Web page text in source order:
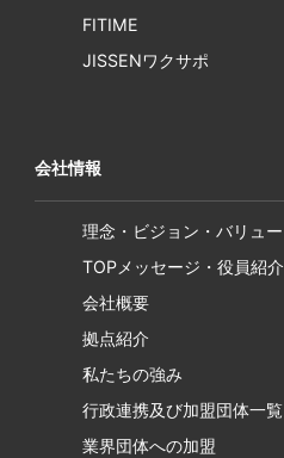
FITIME
JISSENワクサポ
会社情報
理念・ビジョン・バリュー
TOPメッセージ・役員紹介
会社概要
拠点紹介
私たちの強み
行政連携及び加盟団体一覧
業界団体への加盟